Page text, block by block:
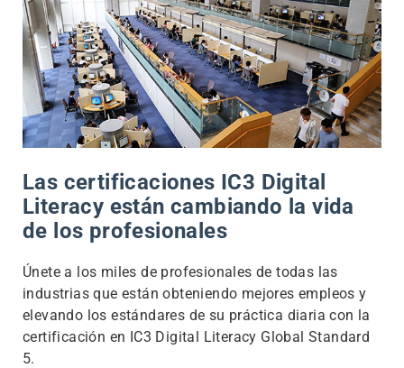
Las certificaciones IC3 Digital
Literacy están cambiando la vida
de los profesionales
Únete a los miles de profesionales de todas las
industrias que están obteniendo mejores empleos y
elevando los estándares de su práctica diaria con la
certificación en IC3 Digital Literacy Global Standard
5.